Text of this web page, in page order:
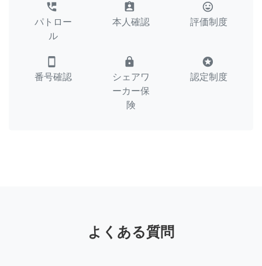
perm_phone_msg
パトロー
ル
assignment_ind
本人確認
tag_faces
評価制度
smartphone
番号確認
lock
シェアワ
ーカー保
険
stars
認定制度
よくある質問